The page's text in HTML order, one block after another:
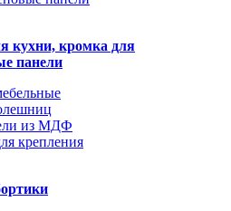
кухни, кромка для
панели
из МДФ
крепления